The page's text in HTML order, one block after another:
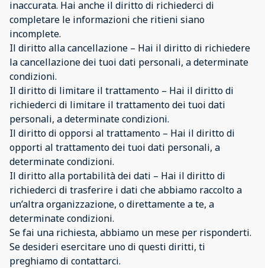
inaccurata. Hai anche il diritto di richiederci di
completare le informazioni che ritieni siano
incomplete.
Il diritto alla cancellazione – Hai il diritto di richiedere
la cancellazione dei tuoi dati personali, a determinate
condizioni.
Il diritto di limitare il trattamento – Hai il diritto di
richiederci di limitare il trattamento dei tuoi dati
personali, a determinate condizioni.
Il diritto di opporsi al trattamento – Hai il diritto di
opporti al trattamento dei tuoi dati personali, a
determinate condizioni.
Il diritto alla portabilità dei dati – Hai il diritto di
richiederci di trasferire i dati che abbiamo raccolto a
un’altra organizzazione, o direttamente a te, a
determinate condizioni.
Se fai una richiesta, abbiamo un mese per risponderti.
Se desideri esercitare uno di questi diritti, ti
preghiamo di contattarci.